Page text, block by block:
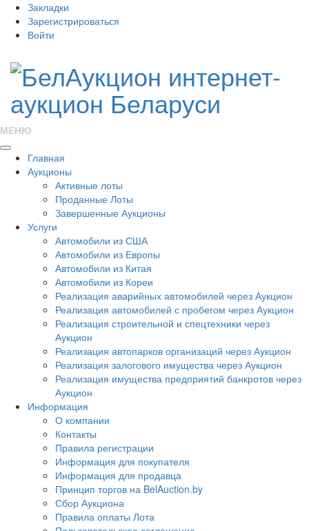
Закладки
Зарегистрироваться
Войти
МЕНЮ
Главная
Аукционы
Активные лоты
Проданные Лоты
Завершенные Аукционы
Услуги
Автомобили из США
Автомобили из Европы
Автомобили из Китая
Автомобили из Кореи
Реализация аварийных автомобилей через Аукцион
Реализация автомобилей с пробегом через Аукцион
Реализация строительной и спецтехники через
Аукцион
Реализация автопарков организаций через Аукцион
Реализация залогового имущества через Аукцион
Реализация имущества предприятий банкротов через
Аукцион
Информация
О компании
Контакты
Правила регистрации
Информация для покупателя
Информация для продавца
Принцип торгов на BelAuction.by
Сбор Аукциона
Правила оплаты Лота